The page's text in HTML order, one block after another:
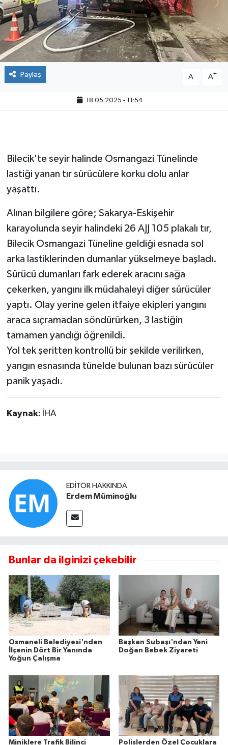
Paylaş A- A+
18.05.2025 - 11:54
Bilecik'te seyir halinde Osmangazi Tünelinde
lastiği yanan tır sürücülere korku dolu anlar
yaşattı.
Alınan bilgilere göre; Sakarya-Eskişehir
karayolunda seyir halindeki 26 AJJ 105 plakalı tır,
Bilecik Osmangazi Tüneline geldiği esnada sol
arka lastiklerinden dumanlar yükselmeye başladı.
Sürücü dumanları fark ederek aracını sağa
çekerken, yangını ilk müdahaleyi diğer sürücüler
yaptı. Olay yerine gelen itfaiye ekipleri yangını
araca sıçramadan söndürürken, 3 lastiğin
tamamen yandığı öğrenildi.
Yol tek şeritten kontrollü bir şekilde verilirken,
yangın esnasında tünelde bulunan bazı sürücüler
panik yaşadı.
Kaynak: İHA
EDITÖR HAKKINDA
Erdem Müminoğlu
Bunlar da ilginizi çekebilir
Osmaneli Belediyesi'nden
İlçenin Dört Bir Yanında
Yoğun Çalışma
Başkan Subaşı'ndan Yeni
Doğan Bebek Ziyareti
Miniklere Trafik Bilinci
Polislerden Özel Çocuklara